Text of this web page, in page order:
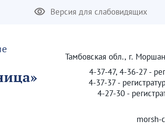
Версия для слабовидящих
Тамбовская обл., г.
4-37-47, 4-36-27 -
4-37-37 -
4-27-30 -
morsh-